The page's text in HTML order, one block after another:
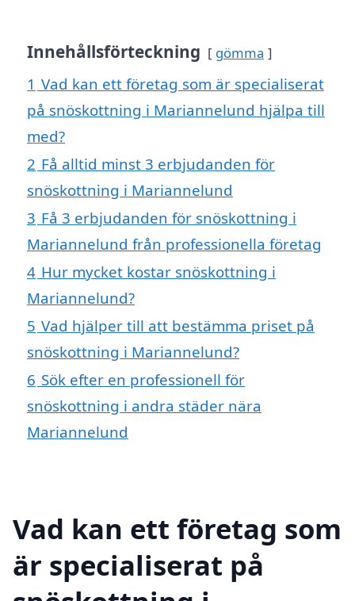
Innehållsförteckning gömma
1 Vad kan ett företag som är specialiserat
på snöskottning i Mariannelund hjälpa till
med?
2 Få alltid minst 3 erbjudanden för
snöskottning i Mariannelund
3 Få 3 erbjudanden för snöskottning i
Mariannelund från professionella företag
4 Hur mycket kostar snöskottning i
Mariannelund?
5 Vad hjälper till att bestämma priset på
snöskottning i Mariannelund?
6 Sök efter en professionell för
snöskottning i andra städer nära
Mariannelund
Vad kan ett företag som
är specialiserat på